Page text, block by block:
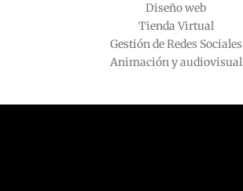
Diseño web
Tienda Virtual
Gestión de Redes Sociales
Animación y audiovisual